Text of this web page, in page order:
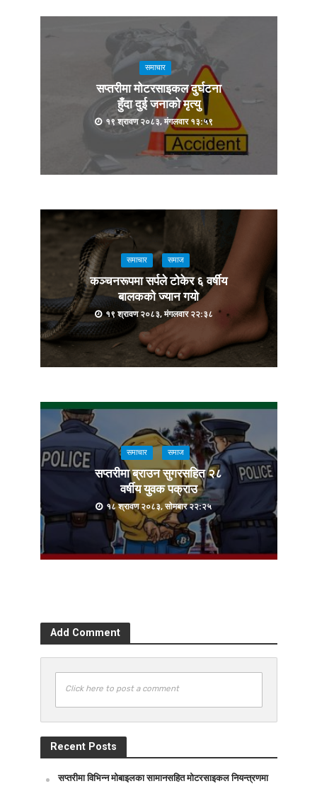
समाचार
सप्तरीमा मोटरसाइकल दुर्घटना
हुँदा दुई जनाको मृत्यु
१९ श्रावण २०८३, मंगलवार १३:५९
समाचार समाज
कञ्चनरूपमा सर्पले टोकेर ६ वर्षीय
बालकको ज्यान गयो
१९ श्रावण २०८३, मंगलवार २२:३८
समाचार समाज
सप्तरीमा ब्राउन सुगरसहित २८
वर्षीय युवक पक्राउ
१८ श्रावण २०८३, सोमबार २२:२५
Add Comment
Click here to post a comment
Recent Posts
सप्तरीमा विभिन्न मोबाइलका सामानसहित मोटरसाइकल नियन्त्रणमा